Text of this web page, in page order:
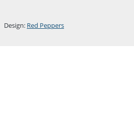
Design: Red Peppers